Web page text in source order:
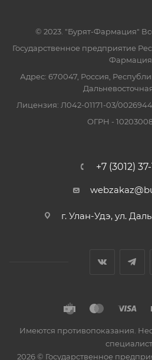
© 2023. "Бурят-Фармация"
Государственное предприятие
Адрес: 670047, Россия,
Лицензия: Л042-01171-03/
ОГРН -
+7 (3012)
г. Улан-Удэ, ул.
Имеются противопоказания.
2026 © Государственное